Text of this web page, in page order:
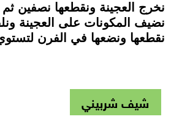
نخرج العجينة ونقطعها نصفين ثم
نضيف المكونات على العجينة
نقطعها ونضعها في الفرن
شيف شربيني